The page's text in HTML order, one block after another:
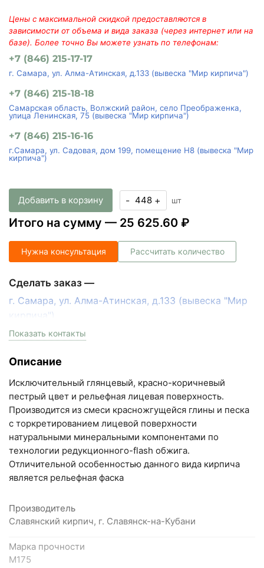
Цены с максимальной скидкой предоставляются в
зависимости от объема и вида заказа (через интернет или на
базе). Более точно Вы можете узнать по телефонам:
+7 (846) 215-17-17
г. Самара, ул. Алма-Атинская, д.133 (вывеска "Мир кирпича")
+7 (846) 215-18-18
Самарская область, Волжский район, село Преображенка,
улица Ленинская, 75 (вывеска "Мир кирпича")
+7 (846) 215-16-16
г.Самара, ул. Садовая, дом 199, помещение Н8 (вывеска "Мир
кирпича")
Добавить в корзину - + шт
Итого на сумму — 25 625.60 ₽
Нужна консультация Рассчитать количество
Сделать заказ —
г. Самара, ул. Алма-Атинская, д.133 (вывеска "Мир
кирпича")
пн-пт с 9:00 до 18:00, сб с 10:00 до 16:00
+7 (993) 993-77-33
Написать в МАКС
Написать в Telegram
Написать на почту
Самарская область, Волжский район, село
кирпича")
пн-пт с 9:00 до 18:00, сб с 10:00 до 16:00
+7 (993) 993-77-44
Показать контакты
Описание
Исключительный глянцевый, красно-коричневый
пестрый цвет и рельефная лицевая поверхность.
Производится из смеси красножгущейся глины и песка
с торкретированием лицевой поверхности
натуральными минеральными компонентами по
технологии редукционного-flash обжига.
Отличительной особенностью данного вида кирпича
является рельефная фаска
Производитель
Славянский кирпич, г. Славянск-на-Кубани
Марка прочности
М175